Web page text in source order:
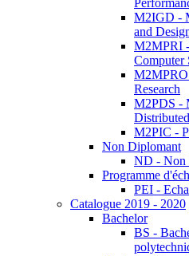
M2IGD -
and
M2MPRI
Computer
Research
M2PDS -
M2PIC -
Non Diplomant
ND - Non
Programme
PEI -
Catalogue 2019 - 2020
Bachelor
BS -